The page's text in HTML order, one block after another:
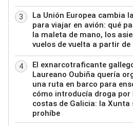
3
La Unión Europea cambia
para viajar en avión: qué
la maleta de mano, los
vuelos de vuelta a partir de
4
El exnarcotraficante
Laureano Oubiña quería
una ruta en barco para
cómo introducía droga por
costas de Galicia: la Xunta
prohíbe